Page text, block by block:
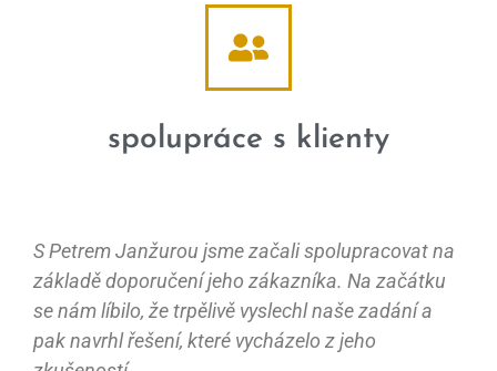
spolupráce s klienty
S Petrem Janžurou jsme začali spolupracovat na
základě doporučení jeho zákazníka. Na začátku
se nám líbilo, že trpělivě vyslechl naše zadání a
pak navrhl řešení, které vycházelo z jeho